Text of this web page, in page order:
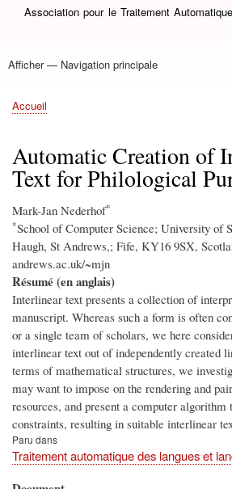
Association pour le Traitement
Navigation
Afficher — Navigation principale
Accueil
Association
Bourses
Adhésion
Revue TAL
Liste LN
Conférence TALN
Conférences
Prix de thèse
Prix TALN-RECITAL
Annuaires
Journées
Offres d'emploi
Fil
Accueil
Automatic Creation of
Text for Philological
Mark-Jan Nederhof*
*School of Computer Science; University of
Haugh, St Andrews,; Fife, KY16 9SX,
andrews.ac.uk/~mjn
Résumé (en anglais)
Interlinear text presents a collection of
manuscript. Whereas such a form is often
or a single team of scholars, we here
interlinear text out of independently created
terms of mathematical structures, we
may want to impose on the rendering and
resources, and present a computer algorithm
constraints, resulting in suitable interlinear
Paru dans
Traitement automatique des langues et